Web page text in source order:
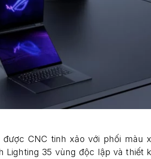
CNC tinh xảo với phối màu
Lighting 35 vùng độc lập và thiết